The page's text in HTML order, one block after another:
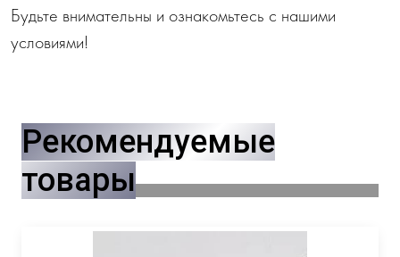
Будьте внимательны и ознакомьтесь с нашими
условиями!
Рекомендуемые
товары